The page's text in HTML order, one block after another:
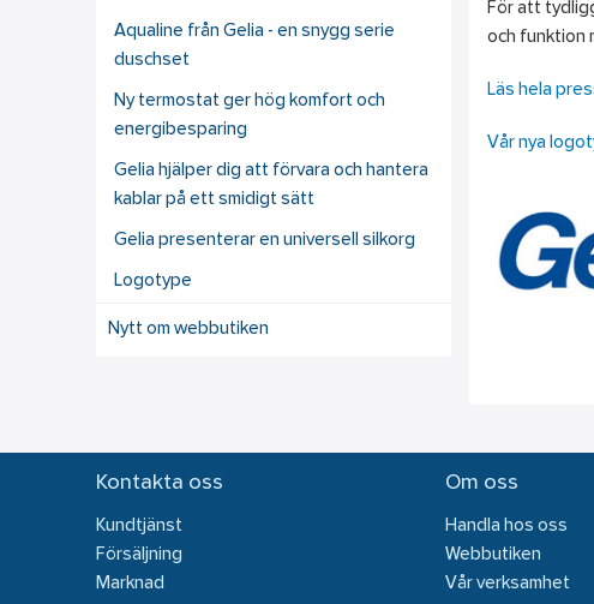
Aqualine från Gelia - en snygg serie
duschset
Ny termostat ger hög komfort och
energibesparing
Gelia hjälper dig att förvara och hantera
kablar på ett smidigt sätt
Gelia presenterar en universell silkorg
Logotype
Nytt om webbutiken
För att
och funktion
Läs hela
Vår nya
Kontakta oss
Kundtjänst
Försäljning
Marknad
Om oss
Handla hos oss
Webbutiken
Vår verksamhet